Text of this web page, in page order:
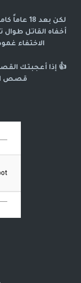
لكن بعد
أخفاه القاتل طوال
الاختفاء
👍 إذا أعجبتك
قصص